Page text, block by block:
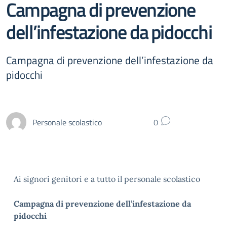
Campagna di prevenzione
dell’infestazione da pidocchi
Campagna di prevenzione dell’infestazione da
pidocchi
Personale scolastico 0
Ai signori genitori e a tutto il personale scolastico
Campagna di prevenzione dell’infestazione da
pidocchi